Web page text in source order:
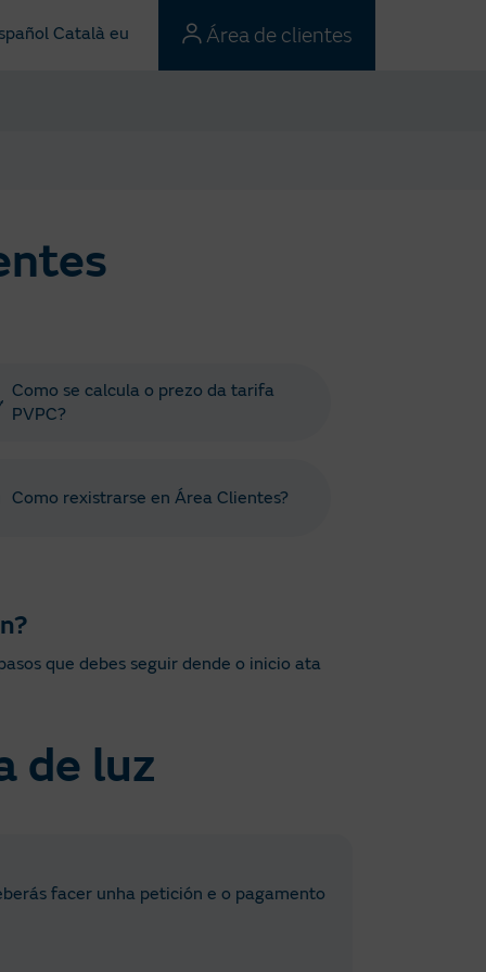
Català eu Área de clientes
Como se calcula o prezo da tarifa
PVPC?
Como rexistrarse en Área Clientes?
que debes seguir dende o inicio ata
de luz
facer unha petición e o pagamento